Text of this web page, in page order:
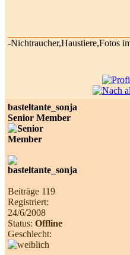
-Nichtraucher,Haustiere,Fotos
basteltante_sonja
Senior Member
Beiträge 119
Registriert:
24/6/2008
Status: Offline
Geschlecht: